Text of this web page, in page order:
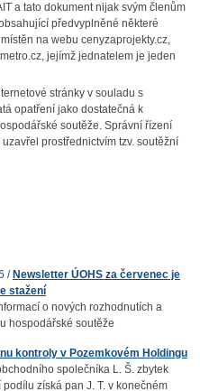
a tato dokument nijak svým členům
předvyplněné některé
na webu cenyzaprojekty.cz,
jejímž jednatelem je jeden
stránky v souladu s
opatření jako dostatečná k
soutěže. Správní řízení
prostřednictvím tzv. soutěžní
/ Newsletter ÚOHS za červenec je
stažení
o nových rozhodnutích a
hospodářské soutěže
kontroly v Pozemkovém Holdingu
společníka L. Š. zbytek
získá pan J. T. v konečném